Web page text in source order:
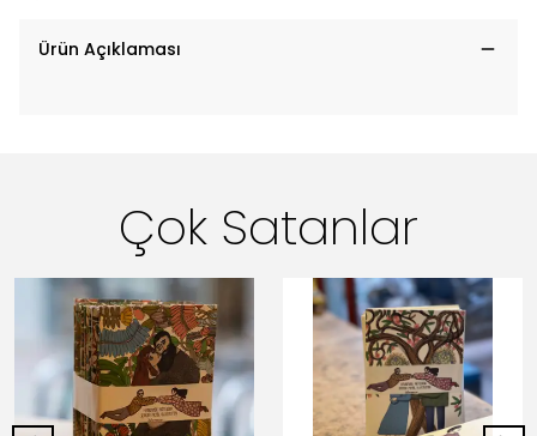
Ürün Açıklaması
Çok Satanlar